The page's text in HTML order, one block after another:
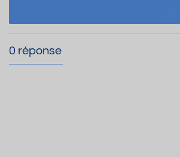
0 réponse